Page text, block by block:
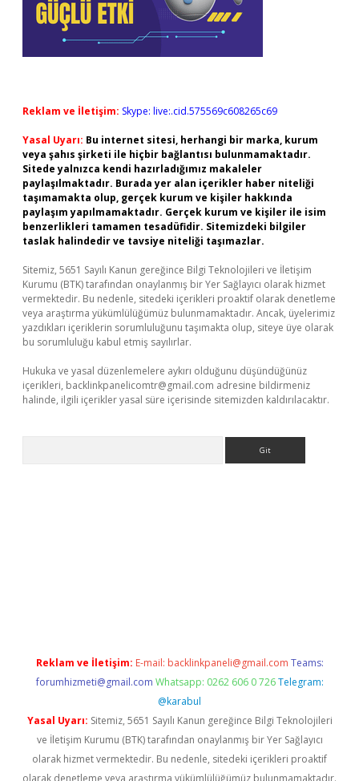
Reklam ve İletişim: Skype: live:.cid.575569c608265c69
Yasal Uyarı: Bu internet sitesi, herhangi bir marka, kurum
veya şahıs şirketi ile hiçbir bağlantısı bulunmamaktadır.
Sitede yalnızca kendi hazırladığımız makaleler
paylaşılmaktadır. Burada yer alan içerikler haber niteliği
taşımamakta olup, gerçek kurum ve kişiler hakkında
paylaşım yapılmamaktadır. Gerçek kurum ve kişiler ile isim
benzerlikleri tamamen tesadüfidir. Sitemizdeki bilgiler
taslak halindedir ve tavsiye niteliği taşımazlar.
Sitemiz, 5651 Sayılı Kanun gereğince Bilgi Teknolojileri ve İletişim
Kurumu (BTK) tarafından onaylanmış bir Yer Sağlayıcı olarak hizmet
vermektedir. Bu nedenle, sitedeki içerikleri proaktif olarak denetleme
veya araştırma yükümlülüğümüz bulunmamaktadır. Ancak, üyelerimiz
yazdıkları içeriklerin sorumluluğunu taşımakta olup, siteye üye olarak
bu sorumluluğu kabul etmiş sayılırlar.
Hukuka ve yasal düzenlemelere aykırı olduğunu düşündüğünüz
içerikleri, backlinkpanelicomtr@gmail.com adresine bildirmeniz
halinde, ilgili içerikler yasal süre içerisinde sitemizden kaldırılacaktır.
Reklam ve İletişim: E-mail: backlinkpaneli@gmail.com Teams:
forumhizmeti@gmail.com Whatsapp: 0262 606 0 726 Telegram:
@karabul
Yasal Uyarı: Sitemiz, 5651 Sayılı Kanun gereğince Bilgi Teknolojileri
ve İletişim Kurumu (BTK) tarafından onaylanmış bir Yer Sağlayıcı
olarak hizmet vermektedir. Bu nedenle, sitedeki içerikleri proaktif
olarak denetleme veya araştırma yükümlülüğümüz bulunmamaktadır.